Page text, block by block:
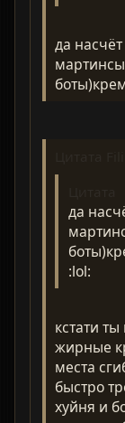
да
да
:lol:
кстати
жирные
места
быстро
хуйня и